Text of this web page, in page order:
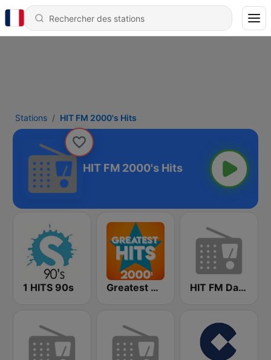
Stations HIT FM 2000's Hits
HIT FM 2000's Hits
1 HITS 90s Greatest Hits 2000's HIT FM Dance Hits